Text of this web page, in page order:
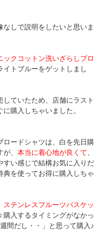
しで説明をしたいと思いま
ックコットン洗いざらしブロ
イトブルーをゲットしまし
ていたため、店舗にラスト
購入しちゃいました。
ロードシャツは、白を先日購
が、本当に着心地が良くて
すい感じで結構お気に入りだ
典を使ってお得に購入しちゃ
ステンレスフルーツバスケッ
入するタイミングがなかっ
間だし・・」と思って購入♪